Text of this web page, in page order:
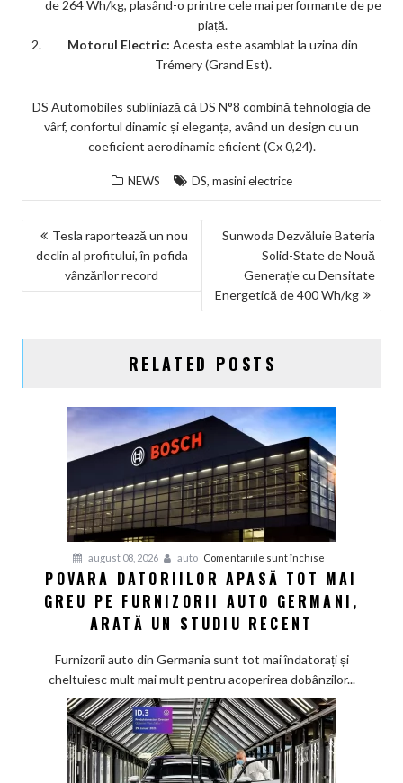
de 264 Wh/kg, plasând-o printre cele mai performante de pe
piață.
Motorul Electric: Acesta este asamblat la uzina din
Trémery (Grand Est).
DS Automobiles subliniază că DS N°8 combină tehnologia de
vârf, confortul dinamic și eleganța, având un design cu un
coeficient aerodinamic eficient (Cx 0,24).
NEWS DS, masini electrice
NAVIGARE
ÎN
ARTICOLE
Tesla raportează un nou
declin al profitului, în pofida
vânzărilor record
Sunwoda Dezvăluie Bateria
Solid-State de Nouă
Generație cu Densitate
Energetică de 400 Wh/kg
RELATED POSTS
august 08, 2026 auto Comentariile sunt închise
Povara
datoriilor
mai
greu
furnizorii
auto
germani,
arată
POVARA DATORIILOR APASĂ TOT MAI
GREU PE FURNIZORII AUTO GERMANI,
ARATĂ UN STUDIU RECENT
Furnizorii auto din Germania sunt tot mai îndatorați și
cheltuiesc mult mai mult pentru acoperirea dobânzilor...